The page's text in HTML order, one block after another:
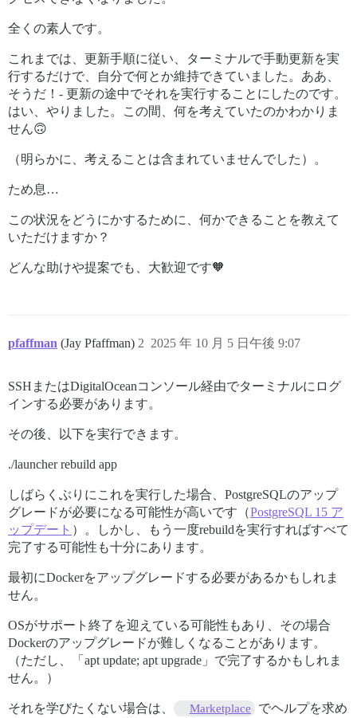
全くの素人です。
これまでは、更新手順に従い、ターミナルで手動更新を実
行するだけで、自分で何とか維持できていました。ああ、
そうだ！- 更新の途中でそれを実行することにしたのです。
はい、やりました。この間、何を考えていたのかわかりま
せん🙃
（明らかに、考えることは含まれていませんでした）。
ため息…
この状況をどうにかするために、何かできることを教えて
いただけますか？
どんな助けや提案でも、大歓迎です🧡
pfaffman (Jay Pfaffman) 2025 年 10 月 5 日午後 9:07
2
SSHまたはDigitalOceanコンソール経由でターミナルにログ
インする必要があります。
その後、以下を実行できます。
./launcher rebuild app
しばらくぶりにこれを実行した場合、PostgreSQLのアップ
グレードが必要になる可能性が高いです（PostgreSQL 15 ア
ップデート ）。しかし、もう一度rebuildを実行すればすべて
完了する可能性も十分にあります。
最初にDockerをアップグレードする必要があるかもしれま
せん。
OSがサポート終了を迎えている可能性もあり、その場合
Dockerのアップグレードが難しくなることがあります。
（ただし、「apt update; apt upgrade」で完了するかもしれま
せん。）
それを学びたくない場合は、 Marketplace
でヘルプを求め